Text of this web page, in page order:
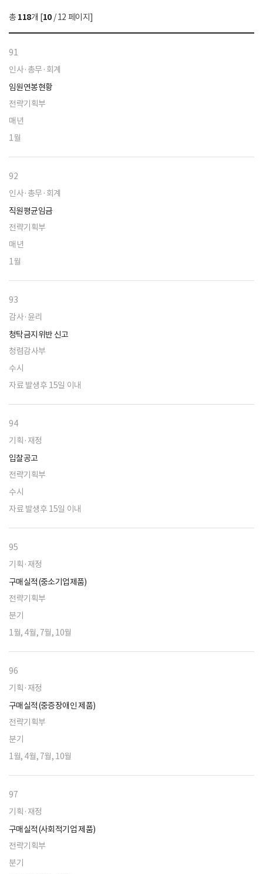
선
택
총 118개 [10 / 12 페이지]
91
인사·총무·회계
임원연봉현황
전략기획부
매년
1월
92
인사·총무·회계
직원평균임금
전략기획부
매년
1월
93
감사·윤리
청탁금지위반 신고
청렴감사부
수시
자료 발생후 15일 이내
94
기획·재정
입찰공고
전략기획부
수시
자료 발생후 15일 이내
95
기획·재정
구매실적(중소기업제품)
전략기획부
분기
1월, 4월, 7월, 10월
96
기획·재정
구매실적(중증장애인 제품)
전략기획부
분기
1월, 4월, 7월, 10월
97
기획·재정
구매실적(사회적기업 제품)
전략기획부
분기